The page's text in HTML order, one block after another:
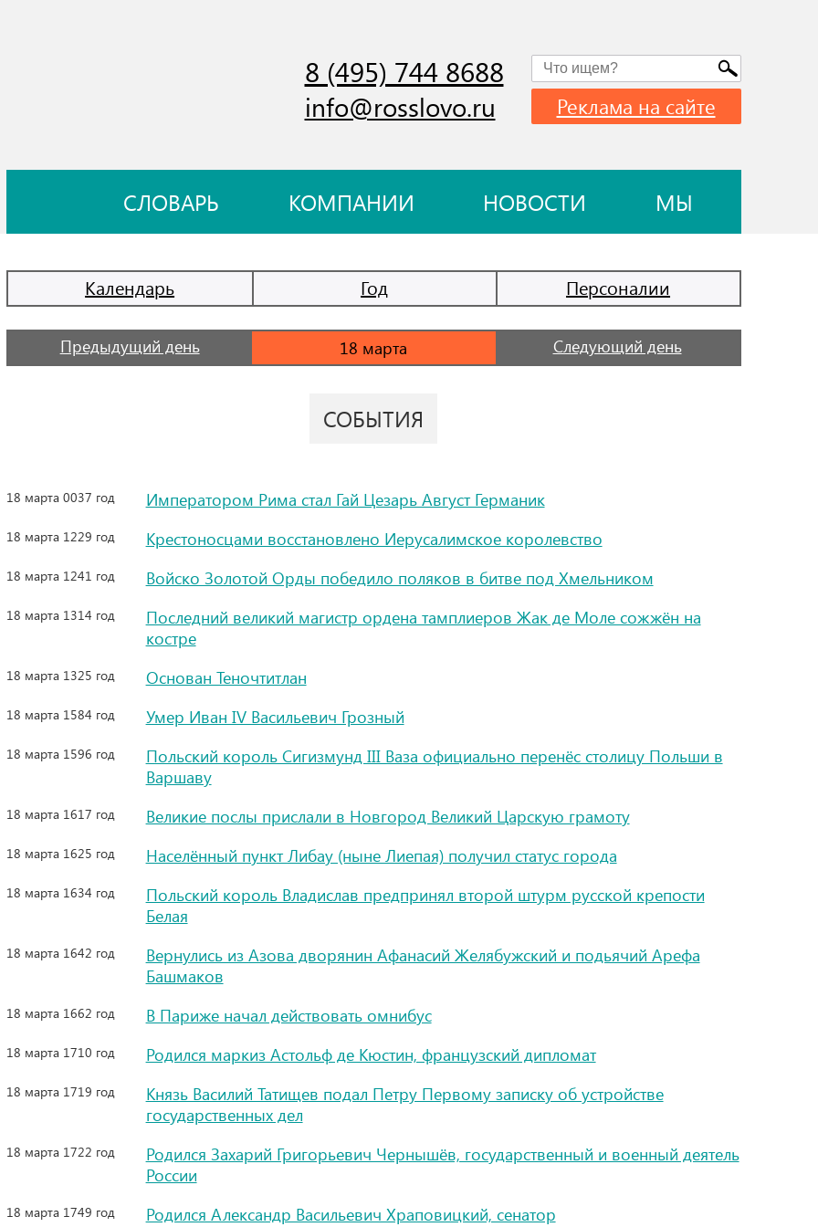
8 (495) 744 8688
info@rosslovo.ru Реклама на сайте
СЛОВАРЬ КОМПАНИИ НОВОСТИ МЫ
Календарь Год Персоналии
Предыдущий день Следующий день
СОБЫТИЯ
18 марта 0037 год Императором Рима стал Гай Цезарь Август Германик
18 марта 1229 год Крестоносцами восстановлено Иерусалимское королевство
18 марта 1241 год Войско Золотой Орды победило поляков в битве под Хмельником
18 марта 1314 год
Последний великий магистр ордена тамплиеров Жак де Моле сожжён на
костре
18 марта 1325 год Основан Теночтитлан
18 марта 1584 год Умер Иван IV Васильевич Грозный
18 марта 1596 год
Польский король Сигизмунд III Ваза официально перенёс столицу Польши в
Варшаву
18 марта 1617 год Великие послы прислали в Новгород Великий Царскую грамоту
18 марта 1625 год Населённый пункт Либау (ныне Лиепая) получил статус города
18 марта 1634 год
Польский король Владислав предпринял второй штурм русской крепости
Белая
18 марта 1642 год
Вернулись из Азова дворянин Афанасий Желябужский и подьячий Арефа
Башмаков
18 марта 1662 год В Париже начал действовать омнибус
18 марта 1710 год Родился маркиз Астольф де Кюстин, французский дипломат
18 марта 1719 год
Князь Василий Татищев подал Петру Первому записку об устройстве
государственных дел
18 марта 1722 год
Родился Захарий Григорьевич Чернышёв, государственный и военный деятель
России
18 марта 1749 год Родился Александр Васильевич Храповицкий, сенатор